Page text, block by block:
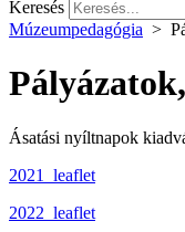
Keresés
Múzeumpedagógia >
Ásatási nyíltnapok
2021_leaflet
2022_leaflet